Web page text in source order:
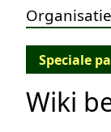
Organisatie
Speciale
Wiki